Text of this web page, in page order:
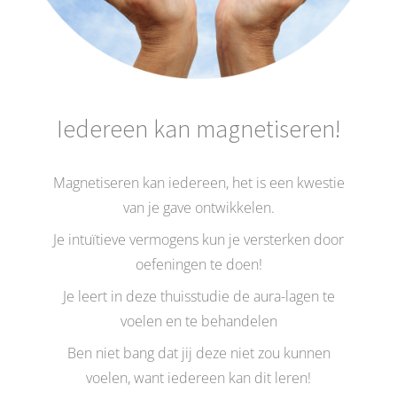
Iedereen kan magnetiseren!
Magnetiseren kan iedereen, het is een kwestie
van je gave ontwikkelen.
Je intuïtieve vermogens kun je versterken door
oefeningen te doen!
Je leert in deze thuisstudie de aura-lagen te
voelen en te behandelen
Ben niet bang dat jij deze niet zou kunnen
voelen, want iedereen kan dit leren!